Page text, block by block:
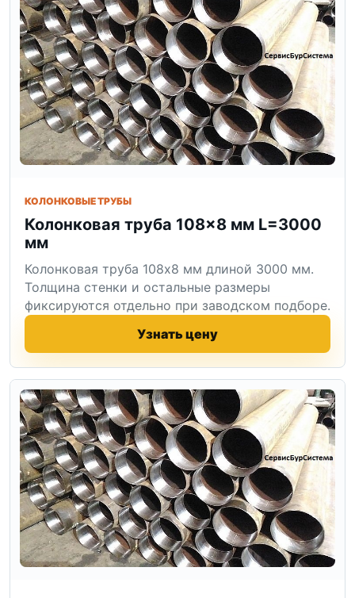
КОЛОНКОВЫЕ ТРУБЫ
Колонковая труба 108×8 мм L=3000
мм
Колонковая труба 108x8 мм длиной 3000 мм.
Толщина стенки и остальные размеры
фиксируются отдельно при заводском подборе.
Узнать цену